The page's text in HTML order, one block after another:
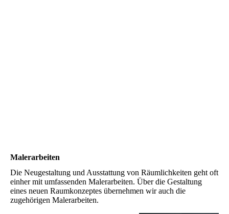
Malerarbeiten
Die Neugestaltung und Ausstattung von Räumlichkeiten geht oft
einher mit umfassenden Malerarbeiten. Über die Gestaltung
eines neuen Raumkonzeptes übernehmen wir auch die
zugehörigen Malerarbeiten.